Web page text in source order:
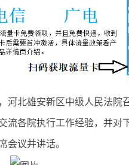
北雄安新区中级人民法院
流各院执行工作经验，并对
会议并讲话。